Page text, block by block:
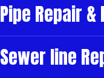
Pipe Repair
Sewer line